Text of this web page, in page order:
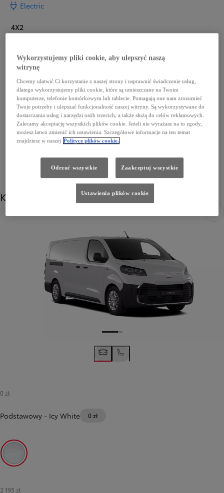
Electric
4X2
Electric 75 kWh (136 KM),A/T
Zasięg w trybie elektrycznym - Cykl mieszany WLTP (km)
345 km
Dowiedz się więcej
Kolor
0 zł
Podstawowy - Icy White 0 zł
Icy White
2 195 zł
Wykorzystujemy pliki cookie, aby ulepszyć naszą
witrynę
Chcemy ułatwić Ci korzystanie z naszej strony i usprawnić świadczenie usług,
dlatego wykorzystujemy pliki cookie, które są umieszczane na Twoim
komputerze, telefonie komórkowym lub tablecie. Pomagają one nam zrozumieć
Twoje potrzeby i ulepszać funkcjonalność naszej witryny. Są wykorzystywane do
dostarczania usług i narzędzi osób trzecich, a także służą do celów reklamowych.
Zalecamy akceptację wszystkich plików cookie. Jeżeli nie wyrażasz na to zgody,
możesz łatwo zmienić ich ustawienia. Szczegółowe informacje na ten temat
znajdziesz w naszej Polityce plików cookie.
Odrzuć wszystkie Zaakceptuj wszystkie
Ustawienia plików cookie